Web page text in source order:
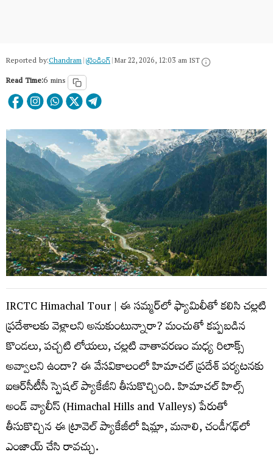
Reported by:Chandram|ట్రెండింగ్|Mar 22, 2026, 12:03 am IST
Read Time:6 mins
IRCTC Himachal Tour | ఈ సమ్మర్‌లో ఫ్యామిలీతో కలిసి చల్లటి
ప్రదేశాలకు వెళ్లాలని అనుకుంటున్నారా? మంచుతో కప్పబడిన
కొండలు, పచ్చటి లోయలు, చల్లటి వాతావరణం మధ్య రిలాక్స్
అవ్వాలని ఉందా? ఈ వేసవికాలంలో హిమాచల్ ప్రదేశ్‌ పర్యటనకు
ఐఆర్‌సీటీసీ స్పెషల్ ప్యాకేజీని తీసుకొచ్చింది. హిమాచల్ హిల్స్
అండ్ వ్యాలీస్ (Himachal Hills and Valleys) పేరుతో
తీసుకొచ్చిన ఈ ట్రావెల్ ప్యాకేజీలో షిమ్లా, మనాలి, చండీగఢ్‌లో
ఎంజాయ్ చేసి రావచ్చు.